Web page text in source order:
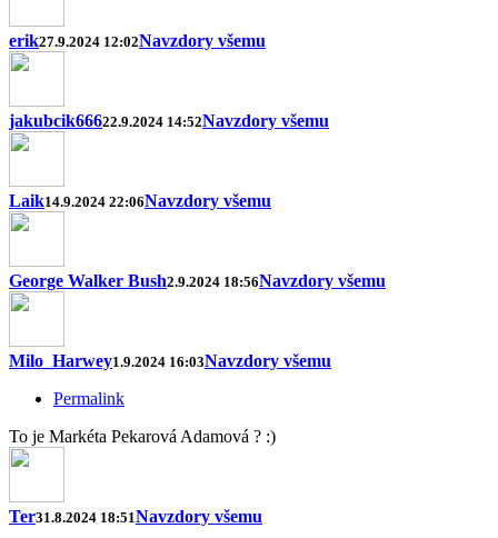
erik27.9.2024 12:02Navzdory všemu
jakubcik66622.9.2024 14:52Navzdory všemu
Laik14.9.2024 22:06Navzdory všemu
George Walker Bush2.9.2024 18:56Navzdory všemu
Milo_Harwey1.9.2024 16:03Navzdory všemu
Permalink
To je Markéta Pekarová Adamová ? :)
Ter31.8.2024 18:51Navzdory všemu